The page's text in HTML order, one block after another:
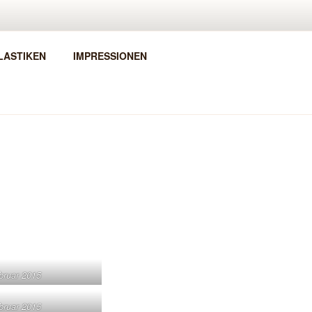
IMPRESSIONEN
2015
2015